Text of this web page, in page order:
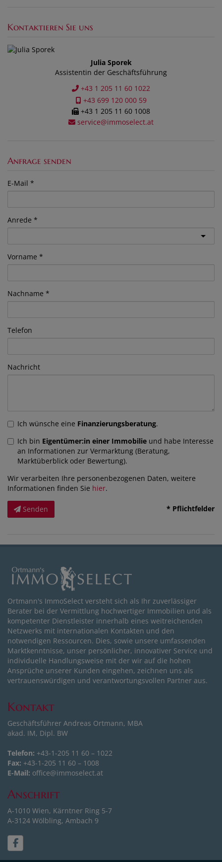
Kontaktieren Sie uns
Julia Sporek
Assistentin der Geschäftsführung
+43 1 205 11 60 1022
+43 699 120 000 59
+43 1 205 11 60 1008
service@immoselect.at
Anfrage senden
E-Mail
Anrede
Vorname
Nachname
Telefon
Nachricht
Ich wünsche eine Finanzierungsberatung.
Ich bin Eigentümer:in einer Immobilie und habe Interesse
an Informationen zur Vermarktung (Beratung,
Marktüberblick oder Bewertung).
Wir verarbeiten Ihre personenbezogenen Daten, weitere
Informationen finden Sie hier.
Senden * Pflichtfelder
Ortmann's ImmoSelect versteht sich als Ihr zuverlässiger
Berater bei der Vermittlung hochwertiger Immobilien und als
kompetenter Dienstleister innerhalb eines weitreichenden
Netzwerks mit internationalen Kontakten und den
notwendigen Ressourcen. Dies, sowie unsere umfassenden
Marktkenntnisse, unser persönlicher, innovativer Service und
individuelle Handlungsweise mit der wir auf die hohen
Ansprüche unserer Kunden eingehen, zeichnen uns als
vertrauenswürdigen und verantwortungsvollen Partner aus.
Kontakt
Geschäftsführer Andreas Ortmann, MBA
akad. IM, Dipl. BW
Telefon: +43-1-205 11 60 – 1022
Fax: +43-1-205 11 60 – 1008
E-Mail: office@immoselect.at
Anschrift
A-1010 Wien, Kärntner Ring 5-7
A-3124 Wölbling, Ambach 9